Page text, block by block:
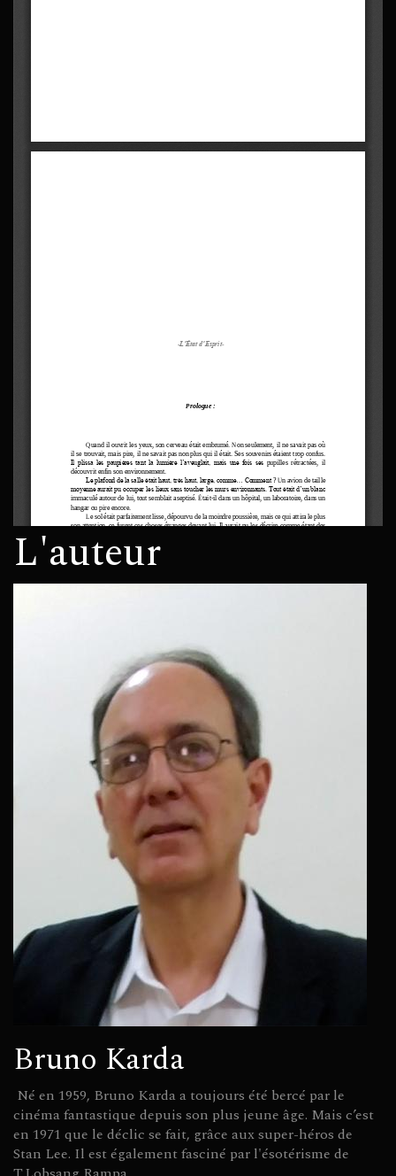
L'auteur
Bruno Karda
Né en 1959, Bruno Karda a toujours été bercé par le
cinéma fantastique depuis son plus jeune âge. Mais c’est
en 1971 que le déclic se fait, grâce aux super-héros de
Stan Lee. Il est également fasciné par l'ésotérisme de